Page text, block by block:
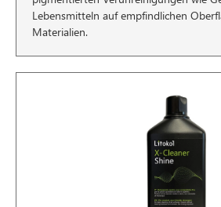
Lebensmitteln auf empfindlichen
Materialien.